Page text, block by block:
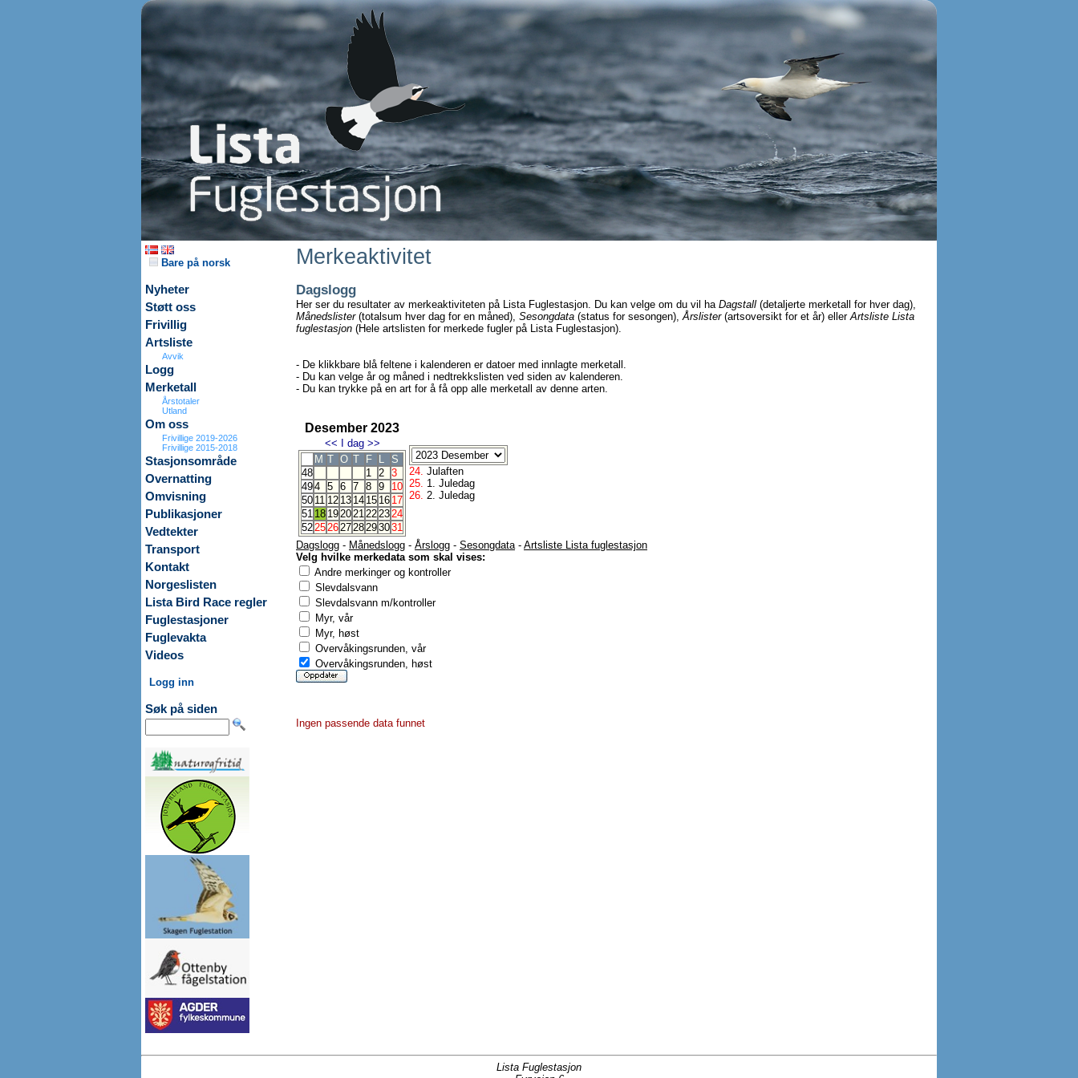
Bare på norsk
Nyheter
Støtt oss
Frivillig
Artsliste
Avvik
Logg
Merketall
Årstotaler
Utland
Om oss
Frivillige 2019-2026
Frivillige 2015-2018
Stasjonsområde
Overnatting
Omvisning
Publikasjoner
Vedtekter
Transport
Kontakt
Norgeslisten
Lista Bird Race regler
Fuglestasjoner
Fuglevakta
Videos
Logg inn
Søk på siden
Merkeaktivitet
Dagslogg
Her ser du resultater av merkeaktiviteten på Lista Fuglestasjon. Du kan velge om du vil ha Dagstall (detaljerte merketall for hver dag),
Månedslister(totalsum hver dag for en måned), Sesongdata (status for sesongen),Årslister(artsoversikt for et år) ellerArtsliste Lista
fuglestasjon (Hele artslisten for merkede fugler på Lista Fuglestasjon).
- De klikkbare blå feltene i kalenderen er datoer med innlagte merketall.
- Du kan velge år og måned i nedtrekkslisten ved siden av kalenderen.
- Du kan trykke på en art for å få opp alle merketall av denne arten.
Desember 2023
<< I dag >>
M T O T F L
S
48
1 2 3
494 5 6 7 8 9
10
50 11 12 13 14 15 16 17
51 18 192021222324
5225262728293031
24. Julaften
25. 1. Juledag
26. 2. Juledag
Dagslogg - Månedslogg - Årslogg - Sesongdata- Artsliste Lista fuglestasjon
Velg hvilke merkedata som skal vises:
Andre merkinger og kontroller
Slevdalsvann
Slevdalsvann m/kontroller
Myr, vår
Myr, høst
Overvåkingsrunden, vår
Overvåkingsrunden, høst
Ingen passende data funnet
Lista Fuglestasjon